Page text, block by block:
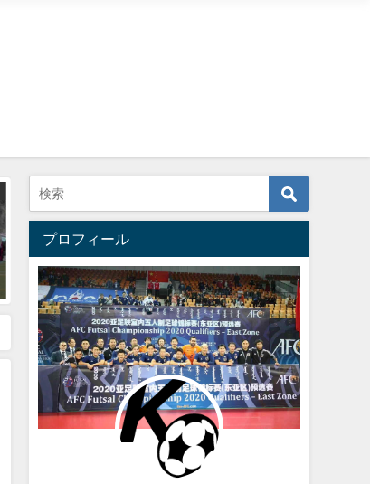
也
コロナウイルス感染症拡大予防対
策に伴うリモートワーク実施のお
知らせ
2020年4月16日
バルドラール浦安
シーズン コーチング
び所属選手のお知ら
2020年4月5日
プロフィール